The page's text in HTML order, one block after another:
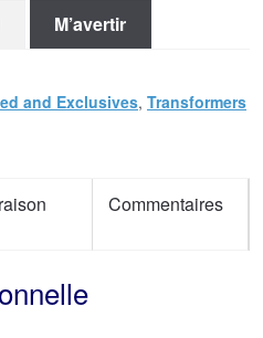
M’avertir
and Exclusives, Transformers
Commentaires